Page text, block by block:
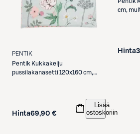
PENTIK
Pentik Kukkakeiju
pussilakanasetti 120x160 cm,
Hinta69,90 €
Lisää
ostoskoriin
cm,
Hinta